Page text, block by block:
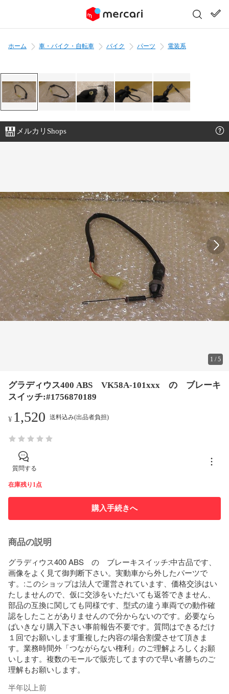
ホーム 車・バイク・自転車 バイク パーツ 電装系
メルカリShops
1 /5
グラディウス400 ABS VK58A-101xxx の ブレーキ
スイッチ:#1756870189
¥ 1,520 送料込み(出品者負担)
質問する
在庫残り1点
購入手続きへ
商品の説明
グラディウス400 ABS　の　ブレーキスイッチ:中古品です、
画像をよく見て御判断下さい。実動車から外したパーツで
す。:このショップは法人で運営されています、価格交渉はい
たしませんので、仮に交渉をいただいても返答できません、
部品の互換に関しても同様です、型式の違う車両での動作確
認をしたことがありませんので分からないのです。必要なら
ばいきなり購入下さい事前報告不要です。質問はできるだけ
１回でお願いします重複した内容の場合割愛させて頂きま
す。業務時間外「つながらない権利」のご理解よろしくお願
いします。複数のモールで販売してますので早い者勝ちのご
理解もお願いします。
半年以上前